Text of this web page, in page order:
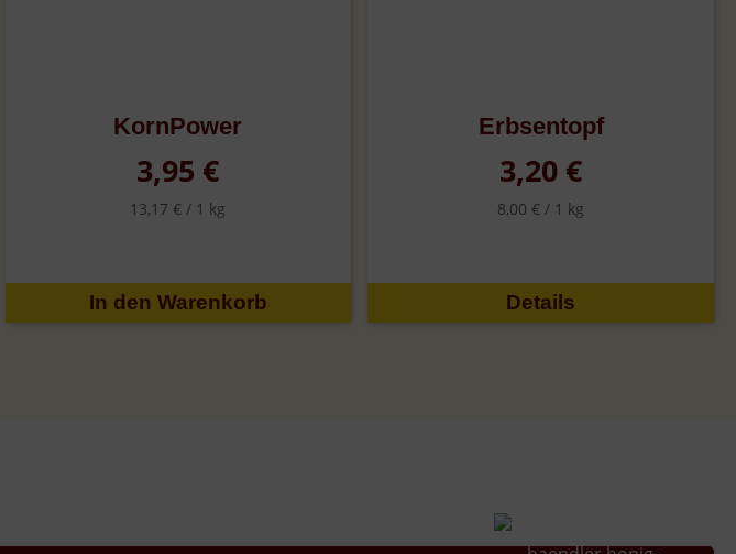
KornPower
3,95 €
13,17 € / 1 kg
Erbsentopf
3,20 €
8,00 € / 1 kg
Details